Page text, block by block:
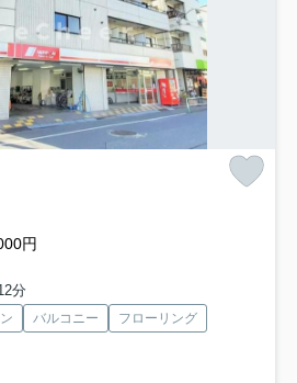
円
分
バルコニー
フローリング